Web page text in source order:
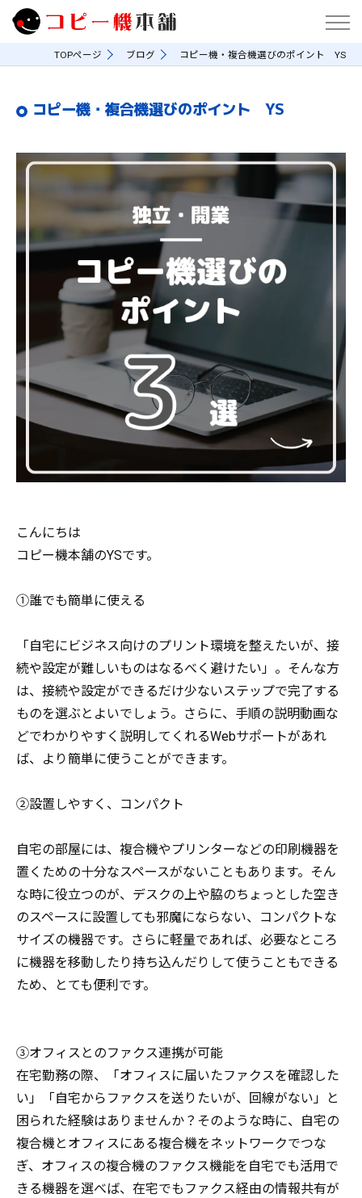
TOPページ ブログ コピー機・複合機選びのポイント YS
コピー機・複合機選びのポイント YS
こんにちは
コピー機本舗のYSです。
①誰でも簡単に使える
「自宅にビジネス向けのプリント環境を整えたいが、接
続や設定が難しいものはなるべく避けたい」。そんな方
は、接続や設定ができるだけ少ないステップで完了する
ものを選ぶとよいでしょう。さらに、手順の説明動画な
どでわかりやすく説明してくれるWebサポートがあれ
ば、より簡単に使うことができます。
②設置しやすく、コンパクト
自宅の部屋には、複合機やプリンターなどの印刷機器を
置くための十分なスペースがないこともあります。そん
な時に役立つのが、デスクの上や脇のちょっとした空き
のスペースに設置しても邪魔にならない、コンパクトな
サイズの機器です。さらに軽量であれば、必要なところ
に機器を移動したり持ち込んだりして使うこともできる
ため、とても便利です。
③オフィスとのファクス連携が可能
在宅勤務の際、「オフィスに届いたファクスを確認した
い」「自宅からファクスを送りたいが、回線がない」と
困られた経験はありませんか？そのような時に、自宅の
複合機とオフィスにある複合機をネットワークでつな
ぎ、オフィスの複合機のファクス機能を自宅でも活用で
きる機器を選べば、在宅でもファクス経由の情報共有が